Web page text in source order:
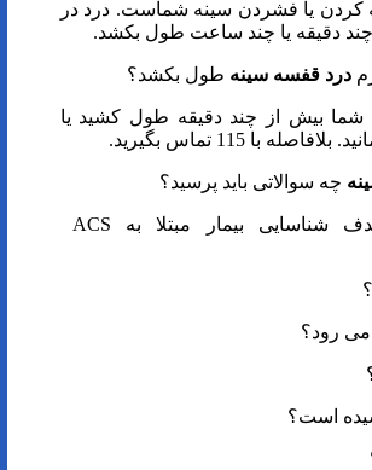
کردن یا فشردن سینه شماست. درد در
دقیقه یا چند ساعت طول بکشد.
درد قفسه سینه طول بکشد؟
شما بیش از چند دقیقه طول کشید یا
با 115 تماس بگیرید.
چه سوالاتی باید پرسید؟
سوالاتی با هدف شناسایی بیمار مبتلا به ACS
می رود؟
است؟